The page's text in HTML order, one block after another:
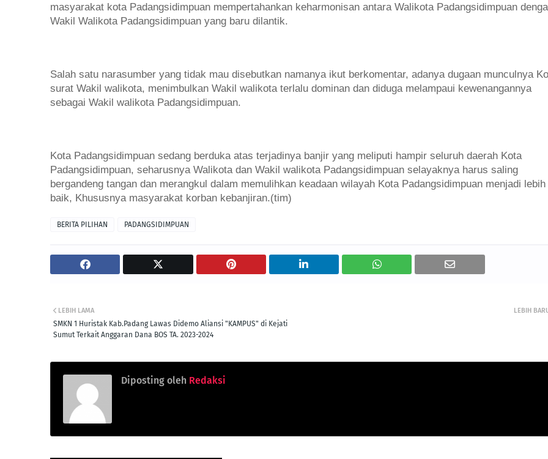
masyarakat kota Padangsidimpuan mempertahankan keharmonisan antara Walikota Padangsidimpuan
Wakil Walikota Padangsidimpuan yang baru dilantik.
Salah satu narasumber yang tidak mau disebutkan namanya ikut berkomentar, adanya dugaan munculnya
surat Wakil walikota, menimbulkan Wakil walikota terlalu dominan dan diduga melampaui kewenangannya
sebagai Wakil walikota Padangsidimpuan.
Kota Padangsidimpuan sedang berduka atas terjadinya banjir yang meliputi hampir seluruh daerah Kota
Padangsidimpuan, seharusnya Walikota dan Wakil walikota Padangsidimpuan selayaknya harus saling
bergandeng tangan dan merangkul dalam memulihkan keadaan wilayah Kota Padangsidimpuan menjadi lebih
baik, Khususnya masyarakat korban kebanjiran.(tim)
BERITA PILIHAN PADANGSIDIMPUAN
LEBIH
LEBIH LAMA
SMKN 1 Huristak Kab.Padang Lawas Didemo Aliansi "KAMPUS" di Kejati
Sumut Terkait Anggaran Dana BOS TA. 2023-2024
Diposting oleh Redaksi